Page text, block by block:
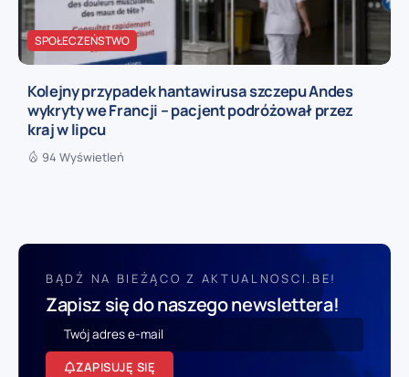
SPOŁECZEŃSTWO
Kolejny przypadek hantawirusa szczepu Andes
wykryty we Francji – pacjent podróżował przez
kraj w lipcu
94 Wyświetleń
BĄDŹ NA BIEŻĄCO Z AKTUALNOSCI.BE!
Zapisz się do naszego newslettera!
ZAPISUJĘ SIĘ